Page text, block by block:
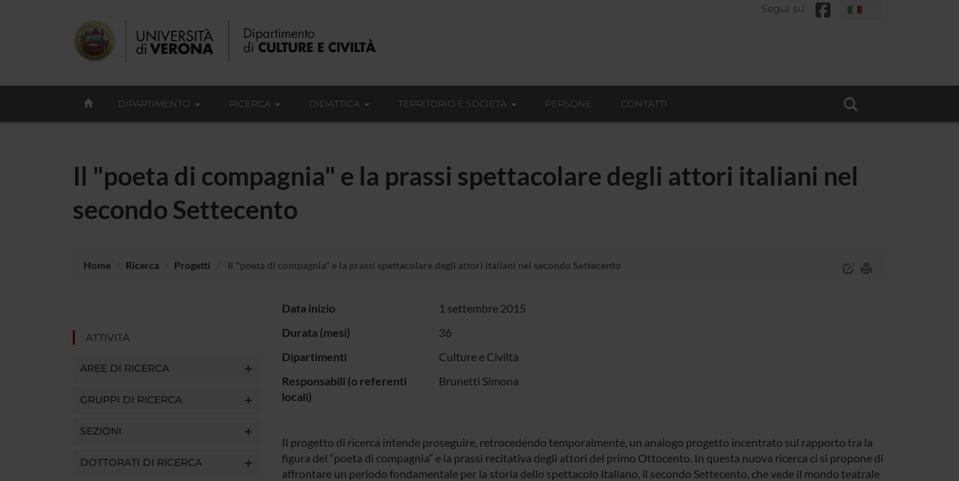
Segui su
DIPARTIMENTO RICERCA DIDATTICA TERRITORIO E SOCIETÀ PERSONE CONTATTI
Il "poeta di compagnia" e la prassi spettacolare degli attori italiani nel
secondo Settecento
Home Ricerca Progetti Il "poeta di compagnia" e la prassi spettacolare degli attori italiani nel secondo Settecento
ATTIVITÀ
AREE DI RICERCA
GRUPPI DI RICERCA
SEZIONI
DOTTORATI DI RICERCA
Data inizio
1 settembre 2015
Durata (mesi)
36
Dipartimenti
Culture e Civiltà
Responsabili (o referenti
locali)
Brunetti Simona
Il progetto di ricerca intende proseguire, retrocedendo temporalmente, un analogo progetto incentrato sul rapporto tra la
figura del “poeta di compagnia” e la prassi recitativa degli attori del primo Ottocento. In questa nuova ricerca ci si propone di
affrontare un periodo fondamentale per la storia dello spettacolo italiano, il secondo Settecento, che vede il mondo teatrale